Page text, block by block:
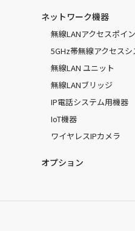
ネットワーク機器
無線LANアクセスポイ
5GHz帯無線アクセスシ
無線LAN ユニット
無線LANブリッジ
IP電話システム用機器
IoT機器
ワイヤレスIPカメラ
オプション